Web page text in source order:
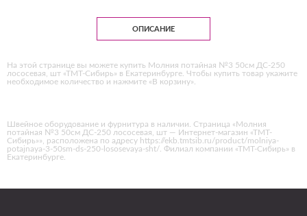
ОПИСАНИЕ
На этой странице вы можете купить Молния потайная №3 50см ДС-250
лососевая, шт «ТМТ-Сибирь» в Екатеринбурге. Чтобы купить товар укажите
необходимое количество и нажмите «В корзину».
Швейное оборудование и фурнитура в наличии. Страница «Молния
потайная №3 50см ДС-250 лососевая, шт — Интернет-магазин «ТМТ-
Сибирь»», расположена по адресу https://ekb.tmtsib.ru/product/molniya-
potajnaya-3-50sm-ds-250-lososevaya-sht/. Филиал компании «ТМТ-Сибирь» в
Екатеринбурге.